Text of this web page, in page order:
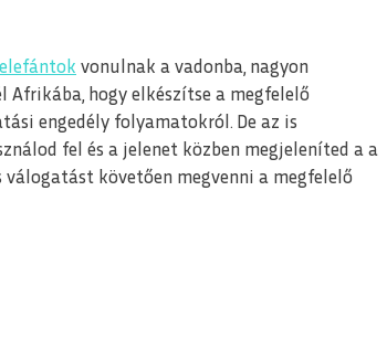
elefántok vonulnak a vadonba, nagyon
Afrikába, hogy elkészítse a megfelelő
engedély folyamatokról. De az is
fel és a jelenet közben megjeleníted a a
követően megvenni a megfelelő